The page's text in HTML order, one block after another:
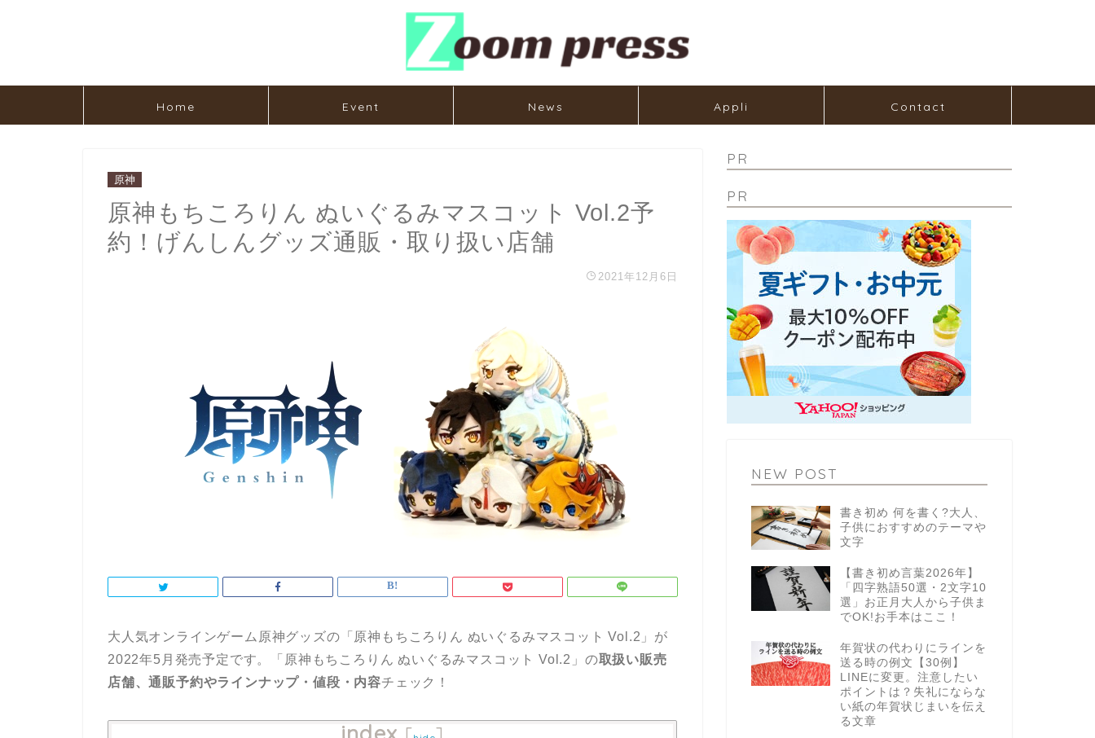
Home Event News Appli Contact
原神
原神もちころりん ぬいぐるみマスコット Vol.2予
約！げんしんグッズ通販・取り扱い店舗
2021年12月6日
大人気オンラインゲーム原神グッズの「原神もちころりん ぬいぐるみマスコット Vol.2」が
2022年5月発売予定です。「原神もちころりん ぬいぐるみマスコット Vol.2」の取扱い販売
店舗、通販予約やラインナップ・値段・内容チェック！
PR
PR
NEW POST
書き初め 何を書く?大人、
子供におすすめのテーマや
文字
【書き初め言葉2026年】
「四字熟語50選・2文字10
選」お正月大人から子供ま
でOK!お手本はここ！
年賀状の代わりにラインを
送る時の例文【30例】
LINEに変更。注意したい
ポイントは？失礼にならな
い紙の年賀状じまいを伝え
る文章